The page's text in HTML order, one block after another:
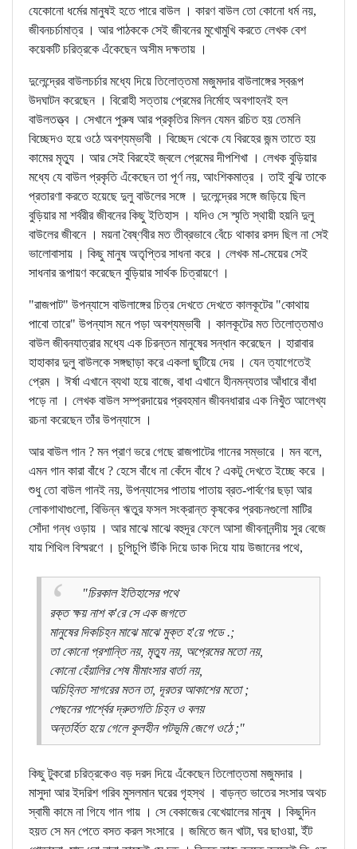
যেকোনো ধর্মের মানুষই হতে পারে বাউল । কারণ বাউল তো কোনো ধর্ম নয়,
জীবনচর্চামাত্র । আর পাঠককে সেই জীবনের মুখোমুখি করতে লেখক বেশ
কয়েকটি চরিত্রকে এঁকেছেন অসীম দক্ষতায় ।
দুলেন্দ্রের বাউলচর্চার মধ্যে দিয়ে তিলোত্তমা মজুমদার বাউলাঙ্গের স্বরূপ
উদঘাটন করেছেন । বিরোহী সত্তায় প্রেমের নির্মোহ অবগাহনই হল
বাউলতত্ত্ব । সেখানে পুরুষ আর প্রকৃতির মিলন যেমন রচিত হয় তেমনি
বিচ্ছেদও হয়ে ওঠে অবশ্যম্ভাবী । বিচ্ছেদ থেকে যে বিরহের জন্ম তাতে হয়
কামের মৃত্যু । আর সেই বিরহেই জ্বলে প্রেমের দীপশিখা । লেখক বুড়িয়ার
মধ্যে যে বাউল প্রকৃতি এঁকেছেন তা পূর্ণ নয়, আংশিকমাত্র । তাই বুঝি তাকে
প্রতারণা করতে হয়েছে দুলু বাউলের সঙ্গে । দুলেন্দ্রের সঙ্গে জড়িয়ে ছিল
বুড়িয়ার মা শর্বরীর জীবনের কিছু ইতিহাস । যদিও সে স্মৃতি স্থায়ী হয়নি দুলু
বাউলের জীবনে । ময়না বৈষ্ণবীর মত তীব্রভাবে বেঁচে থাকার রসদ ছিল না সেই
ভালোবাসায় । কিছু মানুষ অতৃপ্তির সাধনা করে । লেখক মা-মেয়ের সেই
সাধনার রূপায়ণ করেছেন বুড়িয়ার সার্থক চিত্রায়ণে ।
"রাজপাট" উপন্যাসে বাউলাঙ্গের চিত্র দেখতে দেখতে কালকূটের "কোথায়
পাবো তারে" উপন্যাস মনে পড়া অবশ্যম্ভাবী । কালকূটের মত তিলোত্তমাও
বাউল জীবনযাত্রার মধ্যে এক চিরন্তন মানুষের সন্ধান করেছেন । হারাবার
হাহাকার দুলু বাউলকে সঙ্গছাড়া করে একলা ছুটিয়ে দেয় । যেন ত্যাগেতেই
প্রেম । ঈর্ষা এখানে ব্যথা হয়ে বাজে, বাধা এখানে হীনমন্যতার আঁধারে বাঁধা
পড়ে না । লেখক বাউল সম্প্রদায়ের প্রবহমান জীবনধারার এক নিখুঁত আলেখ্য
রচনা করেছেন তাঁর উপন্যাসে ।
আর বাউল গান ? মন প্রাণ ভরে গেছে রাজপাটের গানের সম্ভারে । মন বলে,
এমন গান কারা বাঁধে ? হেসে বাঁধে না কেঁদে বাঁধে ? একটু দেখতে ইচ্ছে করে ।
শুধু তো বাউল গানই নয়, উপন্যাসের পাতায় পাতায় ব্রত-পার্বণের ছড়া আর
লোকগাথাগুলো, বিভিন্ন ঋতুর ফসল সংক্রান্ত কৃষকের প্রবচনগুলো মাটির
সোঁদা গন্ধ ওড়ায় । আর মাঝে মাঝে বহুদূর ফেলে আসা জীবনানন্দীয় সুর বেজে
যায় শিথিল বিস্মরণে । চুপিচুপি উঁকি দিয়ে ডাক দিয়ে যায় উজানের পথে,
"চিরকাল ইতিহাসের পথে
রক্ত ক্ষয় নাশ ক'রে সে এক জগতে
মানুষের দিকচিহ্ন মাঝে মাঝে মুক্ত হ'য়ে পডে .;
তা কোনো প্রশান্তি নয়, মৃত্যু নয়, অপ্রেমের মতো নয়,
কোনো হেঁয়ালির শেষ মীমাংসার বার্তা নয়,
অচিহ্নিত সাগরের মতন তা, দূরতর আকাশের মতো ;
পেছনের পার্শ্বের দ্রুতগতি চিহ্ন ও বলয়
অন্তর্হিত হয়ে গেলে কূলহীন পটভূমি জেগে ওঠে ;"
কিছু টুকরো চরিত্রকেও বড় দরদ দিয়ে এঁকেছেন তিলোত্তমা মজুমদার ।
মাসুদা আর ইদরিশ গরিব মুসলমান ঘরের গৃহস্থ । বাড়ন্ত ভাতের সংসার অথচ
স্বামী কামে না গিযে গান গায় । সে বেকাজের বেখেয়ালের মানুষ । কিছুদিন
হয়ত সে মন পেতে বসত করল সংসারে । জমিতে জন খাটা, ঘর ছাওয়া, ইঁট